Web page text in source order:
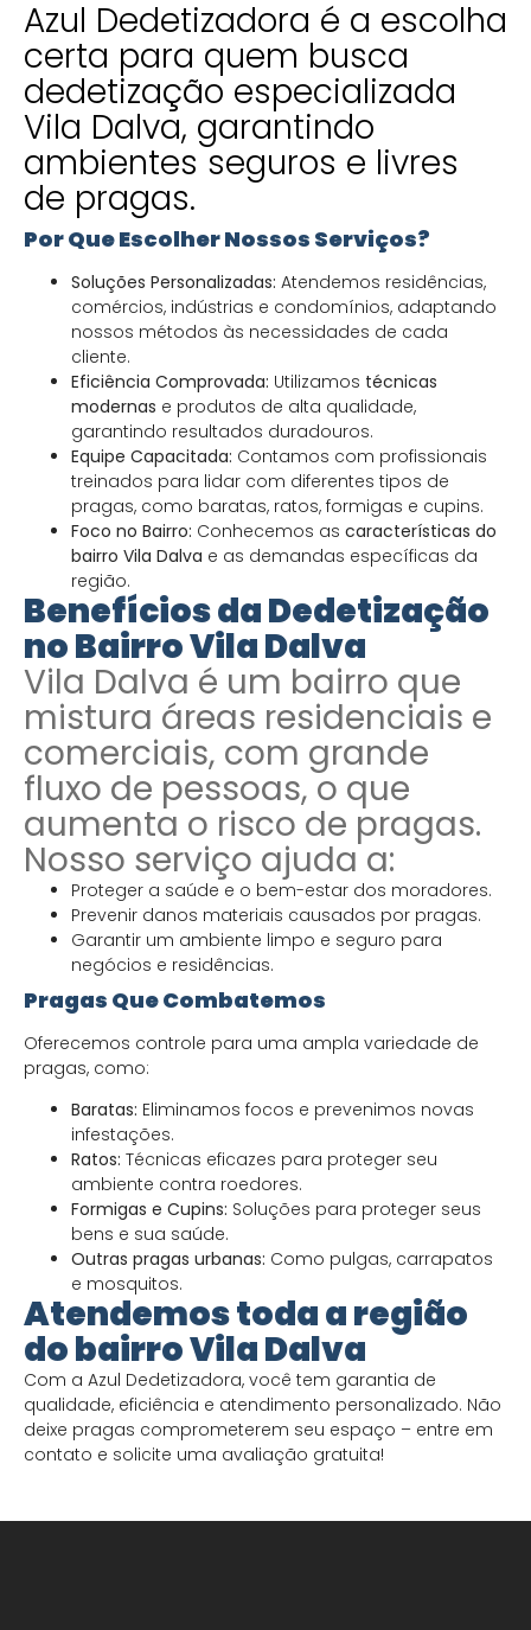
Azul Dedetizadora é a escolha
certa para quem busca
dedetização especializada
Vila Dalva, garantindo
ambientes seguros e livres
de pragas.
Por Que Escolher Nossos Serviços?
Soluções Personalizadas: Atendemos residências,
comércios, indústrias e condomínios, adaptando
nossos métodos às necessidades de cada
cliente.
Eficiência Comprovada: Utilizamos técnicas
modernas e produtos de alta qualidade,
garantindo resultados duradouros.
Equipe Capacitada: Contamos com profissionais
treinados para lidar com diferentes tipos de
pragas, como baratas, ratos, formigas e cupins.
Foco no Bairro: Conhecemos as características do
bairro Vila Dalva e as demandas específicas da
região.
Benefícios da Dedetização
no Bairro Vila Dalva
Vila Dalva é um bairro que
mistura áreas residenciais e
comerciais, com grande
fluxo de pessoas, o que
aumenta o risco de pragas.
Nosso serviço ajuda a:
Proteger a saúde e o bem-estar dos moradores.
Prevenir danos materiais causados por pragas.
Garantir um ambiente limpo e seguro para
negócios e residências.
Pragas Que Combatemos
Oferecemos controle para uma ampla variedade de
pragas, como:
Baratas: Eliminamos focos e prevenimos novas
infestações.
Ratos: Técnicas eficazes para proteger seu
ambiente contra roedores.
Formigas e Cupins: Soluções para proteger seus
bens e sua saúde.
Outras pragas urbanas: Como pulgas, carrapatos
e mosquitos.
Atendemos toda a região
do bairro Vila Dalva
Com a Azul Dedetizadora, você tem garantia de
qualidade, eficiência e atendimento personalizado. Não
deixe pragas comprometerem seu espaço – entre em
contato e solicite uma avaliação gratuita!